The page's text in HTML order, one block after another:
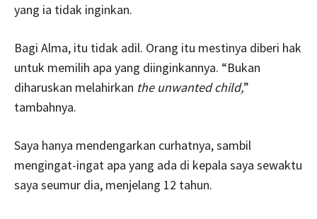
yang ia tidak inginkan.
Bagi Alma, itu tidak adil. Orang itu mestinya diberi hak
untuk memilih apa yang diinginkannya. “Bukan
diharuskan melahirkan the unwanted child,”
tambahnya.
Saya hanya mendengarkan curhatnya, sambil
mengingat-ingat apa yang ada di kepala saya sewaktu
saya seumur dia, menjelang 12 tahun.